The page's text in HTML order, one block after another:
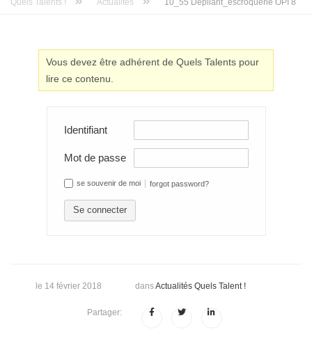
Vous devez être adhérent de Quels Talents pour
lire ce contenu.
Identifiant
Mot de passe
se souvenir de moi forgot password?
Se connecter
le 14 février 2018 dansActualités Quels Talent !
Partager: